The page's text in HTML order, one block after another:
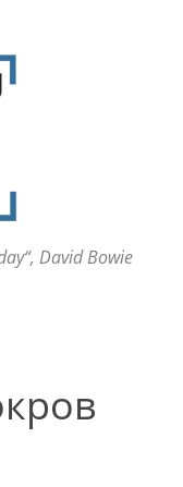
David Bowie